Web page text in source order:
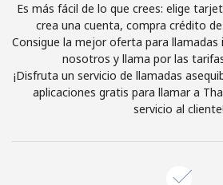
Continuar con
Es más fácil de lo que crees: elige
crea una cuenta, compra crédito
Consigue la mejor oferta para llamadas
nosotros y llama por las
¡Disfruta un servicio de llamadas
aplicaciones gratis para llamar a
servicio al cliente!